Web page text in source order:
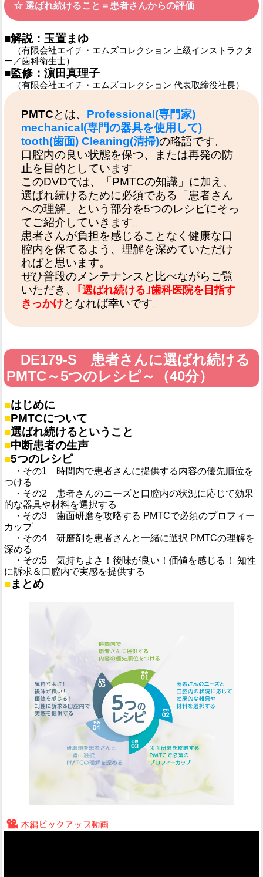
☆ 選ばれ続けること＝患者さんからの評価
■解説：玉置まゆ
（有限会社エイチ・エムズコレクション 上級インストラクタ
ー／歯科衛生士）
■監修：濵田真理子
（有限会社エイチ・エムズコレクション 代表取締役社長）
PMTCとは、 Professional(専門家)
mechanical(専門の器具を使用して)
tooth(歯面) Cleaning(清掃)の略語です。
口腔内の良い状態を保つ、または再発の防
止を目的としています。
このDVDでは、「PMTCの知識」に加え、
選ばれ続けるために必須である「患者さん
への理解」という部分を5つのレシピにそっ
てご紹介していきます。
患者さんが負担を感じることなく健康な口
腔内を保てるよう、理解を深めていただけ
ればと思います。
ぜひ普段のメンテナンスと比べながらご覧
いただき、
｢選ばれ続ける｣歯科医院を目指す
きっかけとなれば幸いです。
DE179-S 患者さんに選ばれ続ける
PMTC～5つのレシピ～（40分）
■はじめに
■PMTCについて
■選ばれ続けるということ
■中断患者の生声
■5つのレシピ
・その1 時間内で患者さんに提供する内容の優先順位を
つける
・その2 患者さんのニーズと口腔内の状況に応じて効果
的な器具や材料を選択する
・その3 歯面研磨を攻略する PMTCで必須のプロフィー
カップ
・その4 研磨剤を患者さんと一緒に選択 PMTCの理解を
深める
・その5 気持ちよさ！後味が良い！価値を感じる！ 知性
に訴求＆口腔内で実感を提供する
■まとめ